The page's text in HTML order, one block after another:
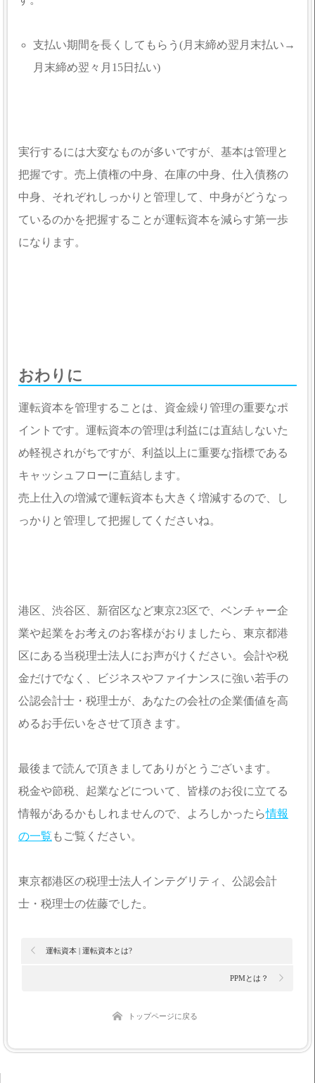
支払い期間を長くしてもらう(月末締め翌月末払い→
月末締め翌々月15日払い)
実行するには大変なものが多いですが、基本は管理と
把握です。売上債権の中身、在庫の中身、仕入債務の
中身、それぞれしっかりと管理して、中身がどうなっ
ているのかを把握することが運転資本を減らす第一歩
になります。
おわりに
運転資本を管理することは、資金繰り管理の重要なポ
イントです。運転資本の管理は利益には直結しないた
め軽視されがちですが、利益以上に重要な指標である
キャッシュフローに直結します。
売上仕入の増減で運転資本も大きく増減するので、し
っかりと管理して把握してくださいね。
港区、渋谷区、新宿区など東京23区で、ベンチャー企
業や起業をお考えのお客様がおりましたら、東京都港
区にある当税理士法人にお声がけください。会計や税
金だけでなく、ビジネスやファイナンスに強い若手の
公認会計士・税理士が、あなたの会社の企業価値を高
めるお手伝いをさせて頂きます。
最後まで読んで頂きましてありがとうございます。
税金や節税、起業などについて、皆様のお役に立てる
情報があるかもしれませんので、よろしかったら情報
の一覧 もご覧ください。
東京都港区の税理士法人インテグリティ、公認会計
士・税理士の佐藤でした。
運転資本 | 運転資本とは?
PPMとは？
トップページに戻る